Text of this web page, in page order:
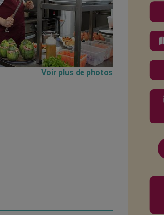
Voir plus de photos